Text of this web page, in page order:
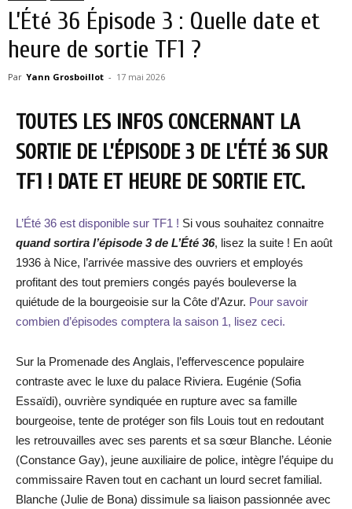
L’Été 36 Épisode 3 : Quelle date et
heure de sortie TF1 ?
Par Yann Grosboillot - 17 mai 2026
TOUTES LES INFOS CONCERNANT LA
SORTIE DE L’ÉPISODE 3 DE L’ÉTÉ 36 SUR
TF1 ! DATE ET HEURE DE SORTIE ETC.
L’Été 36 est disponible sur TF1 ! Si vous souhaitez connaitre
quand sortira l’épisode 3 de L’Été 36, lisez la suite ! En août
1936 à Nice, l’arrivée massive des ouvriers et employés
profitant des tout premiers congés payés bouleverse la
quiétude de la bourgeoisie sur la Côte d’Azur. Pour savoir
combien d’épisodes comptera la saison 1, lisez ceci.
Sur la Promenade des Anglais, l’effervescence populaire
contraste avec le luxe du palace Riviera. Eugénie (Sofia
Essaïdi), ouvrière syndiquée en rupture avec sa famille
bourgeoise, tente de protéger son fils Louis tout en redoutant
les retrouvailles avec ses parents et sa sœur Blanche. Léonie
(Constance Gay), jeune auxiliaire de police, intègre l’équipe du
commissaire Raven tout en cachant un lourd secret familial.
Blanche (Julie de Bona) dissimule sa liaison passionnée avec